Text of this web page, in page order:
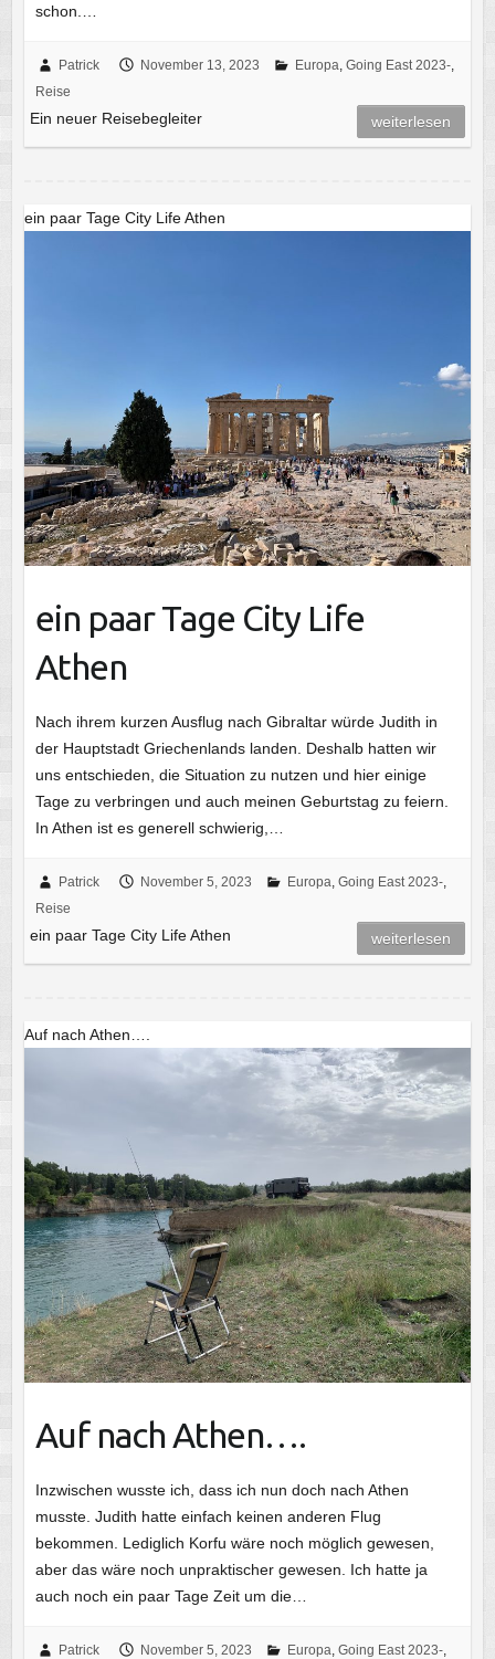
schon.…
Patrick November 13, 2023 Europa Going East 2023-,
Reise
Ein neuer Reisebegleiter weiterlesen
ein paar Tage City Life Athen
ein paar Tage City Life
Athen
Nach ihrem kurzen Ausflug nach Gibraltar würde Judith in
der Hauptstadt Griechenlands landen. Deshalb hatten wir
uns entschieden, die Situation zu nutzen und hier einige
Tage zu verbringen und auch meinen Geburtstag zu feiern.
In Athen ist es generell schwierig,…
Patrick November 5, 2023 Europa, Going East 2023-,
Reise
ein paar Tage City Life Athen weiterlesen
Auf nach Athen….
Auf nach Athen….
Inzwischen wusste ich, dass ich nun doch nach Athen
musste. Judith hatte einfach keinen anderen Flug
bekommen. Lediglich Korfu wäre noch möglich gewesen,
aber das wäre noch unpraktischer gewesen. Ich hatte ja
auch noch ein paar Tage Zeit um die…
Patrick November 5, 2023 Europa, Going East 2023-,